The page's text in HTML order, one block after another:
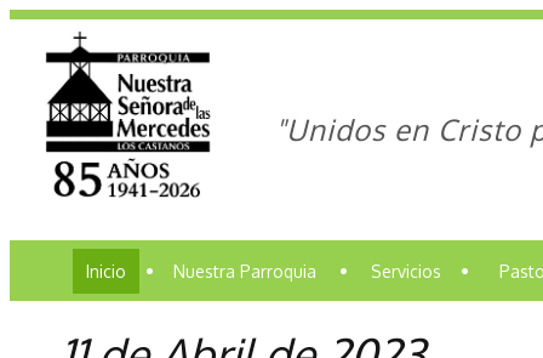
"Unidos en Cristo
Inicio • Nuestra Parroquia • Servicios •